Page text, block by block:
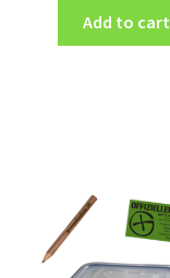
Add to cart